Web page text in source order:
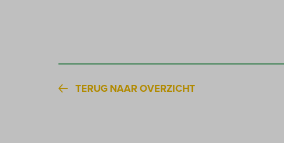
TERUG NAAR OVERZICHT